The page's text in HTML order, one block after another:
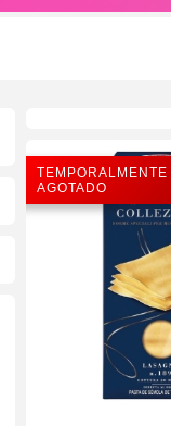
TEMPORALMENTE
AGOTADO